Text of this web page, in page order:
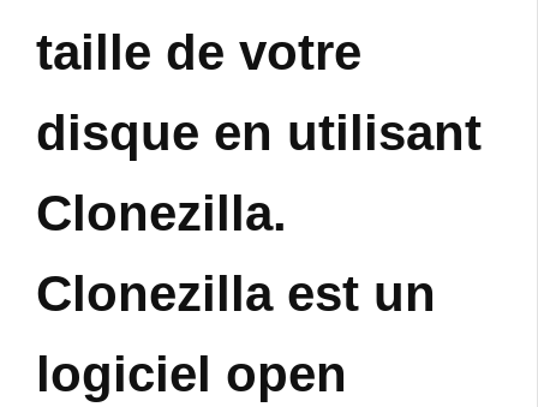
taille de votre
disque en utilisant
Clonezilla.
Clonezilla est un
logiciel open